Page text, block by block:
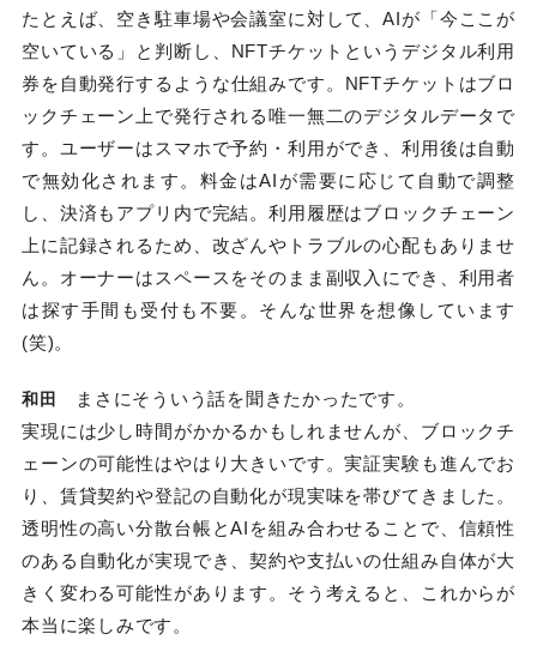
たとえば、空き駐車場や会議室に対して、AIが「今ここが
空いている」と判断し、NFTチケットというデジタル利用
券を自動発行するような仕組みです。NFTチケットはブロ
ックチェーン上で発行される唯一無二のデジタルデータで
す。ユーザーはスマホで予約・利用ができ、利用後は自動
で無効化されます。料金はAIが需要に応じて自動で調整
し、決済もアプリ内で完結。利用履歴はブロックチェーン
上に記録されるため、改ざんやトラブルの心配もありませ
ん。オーナーはスペースをそのまま副収入にでき、利用者
は探す手間も受付も不要。そんな世界を想像しています
(笑)。
和田
まさにそういう話を聞きたかったです。
実現には少し時間がかかるかもしれませんが、ブロックチ
ェーンの可能性はやはり大きいです。実証実験も進んでお
り、賃貸契約や登記の自動化が現実味を帯びてきました。
透明性の高い分散台帳とAIを組み合わせることで、信頼性
のある自動化が実現でき、契約や支払いの仕組み自体が大
きく変わる可能性があります。そう考えると、これからが
本当に楽しみです。